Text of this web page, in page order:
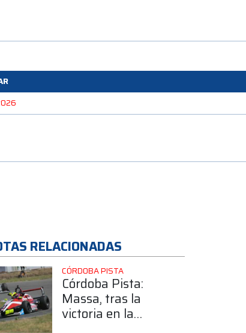
RELACIONADAS
CÓRDOBA PISTA
Córdoba Pista:
Massa, tras la
victoria en la